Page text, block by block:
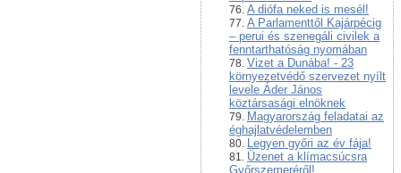
A diófa neked is mesél!
A Parlamenttől Kajárpécig
– perui és szenegáli civilek a
fenntarthatóság nyomában
Vizet a Dunába! - 23
környezetvédő szervezet nyílt
levele Áder János
köztársasági elnöknek
Magyarország feladatai az
éghajlatvédelemben
Legyen győri az év fája!
Üzenet a klímacsúcsra
Győrszemeréről!